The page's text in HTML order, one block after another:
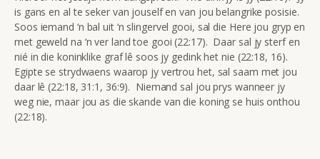
is gans en al te seker van jouself en van jou belangrike posisie.
Soos iemand ‘n bal uit ‘n slingervel gooi, sal die Here jou gryp en
met geweld na ‘n ver land toe gooi (22:17). Daar sal jy sterf en
nié in die koninklike graf lê soos jy gedink het nie (22:18, 16).
Egipte se strydwaens waarop jy vertrou het, sal saam met jou
daar lê (22:18, 31:1, 36:9). Niemand sal jou prys wanneer jy
weg nie, maar jou as die skande van die koning se huis onthou
(22:18).